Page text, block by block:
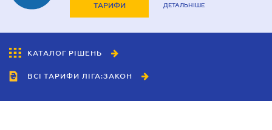
ТАРИФИ ДЕТАЛЬНІШЕ
КАТАЛОГ РІШЕНЬ
ВСІ ТАРИФИ ЛІГА:ЗАКОН